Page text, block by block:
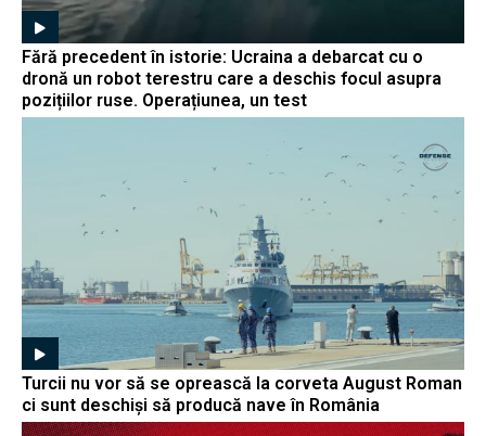
Fără precedent în istorie: Ucraina a debarcat cu o
dronă un robot terestru care a deschis focul asupra
pozițiilor ruse. Operațiunea, un test
Turcii nu vor să se oprească la corveta August Roman
ci sunt deschiși să producă nave în România